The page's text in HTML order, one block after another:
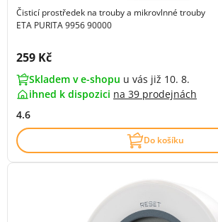
Čisticí prostředek na trouby a mikrovlnné trouby
ETA PURITA 9956 90000
Cena s DPH:
259 Kč
Skladem v e-shopu u vás již 10. 8.
ihned k dispozici na 39 prodejnách
4.6
Do košíku